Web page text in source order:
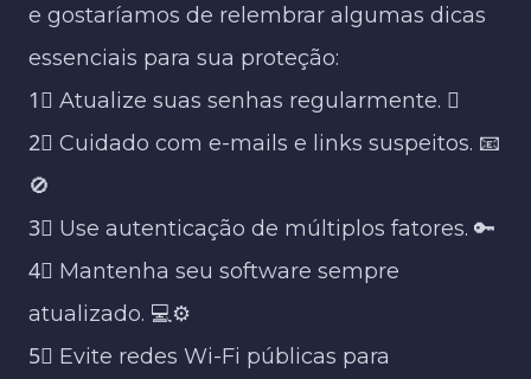
e gostaríamos de relembrar algumas dicas
essenciais para sua proteção:​
1⃣ Atualize suas senhas regularmente. 🛡​
2⃣ Cuidado com e-mails e links suspeitos. 📧
🚫​
3⃣ Use autenticação de múltiplos fatores. 🔑​
4⃣ Mantenha seu software sempre
atualizado. 💻⚙​
5⃣ Evite redes Wi-Fi públicas para